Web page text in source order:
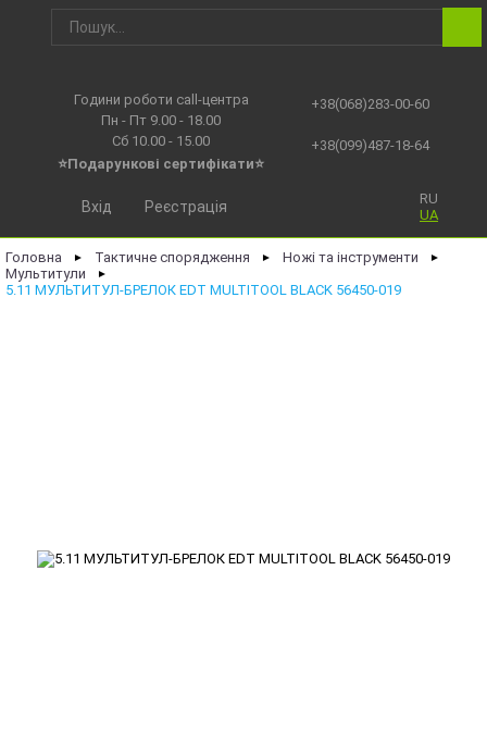
Години роботи call-центра
Пн - Пт 9.00 - 18.00
Сб 10.00 - 15.00
⭐Подарункові сертифікати⭐
+38(068)283-00-60
+38(099)487-18-64
RU
UA
Вхід Реєстрація
Головна ► Тактичне спорядження ► Ножі та інструменти ►
Мультитули ►
5.11 МУЛЬТИТУЛ-БРЕЛОК EDT MULTITOOL BLACK 56450-019